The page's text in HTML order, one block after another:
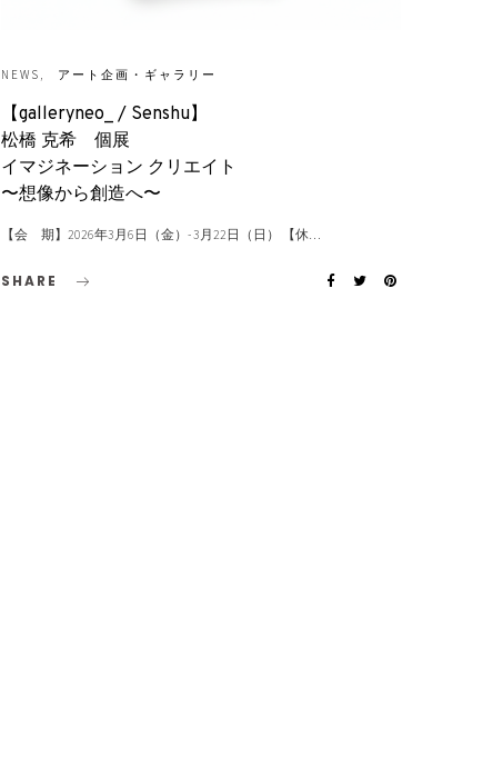
NEWS アート企画・ギャラリー
【galleryneo_ / Senshu】
松橋 克希 個展
イマジネーション クリエイト
〜想像から創造へ〜
【会 期】2026年3月6日（金）- 3月22日（日） 【休…
SHARE